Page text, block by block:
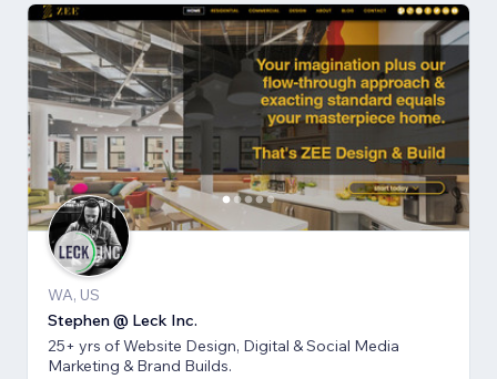
WA, US
Stephen @ Leck Inc.
25+ yrs of Website Design, Digital & Social Media
Marketing & Brand Builds.